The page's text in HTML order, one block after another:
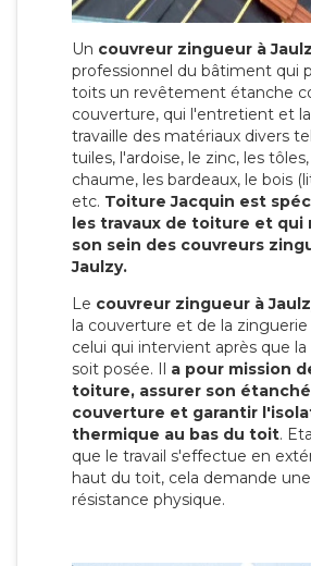
Un couvreur zingueur à
professionnel du bâtiment qui
toits un revêtement étanche
couverture, qui l'entretient et
travaille des matériaux divers
tuiles, l'ardoise, le zinc, les
chaume, les bardeaux, le bois
etc. Toiture Jacquin est
les travaux de toiture et qui
son sein des couvreurs
Jaulzy.
Le couvreur zingueur à
la couverture et de la
celui qui intervient après que
soit posée. Il a pour mission
toiture, assurer son
couverture et garantir
thermique au bas du toit.
que le travail s'effectue en
haut du toit, cela demande
résistance physique.